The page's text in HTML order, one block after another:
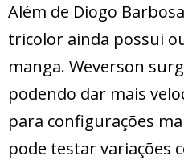
Além de Diogo
tricolor ainda possui
manga. Weverson
podendo dar mais
para configurações
pode testar variações